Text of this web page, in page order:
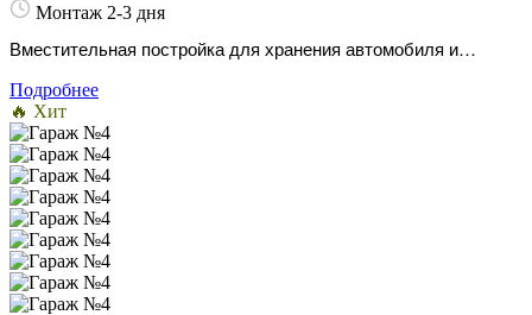
Монтаж 2-3 дня
Вместительная постройка для хранения автомобиля и
плотной дачной застройки.
Подробнее
🔥 Хит